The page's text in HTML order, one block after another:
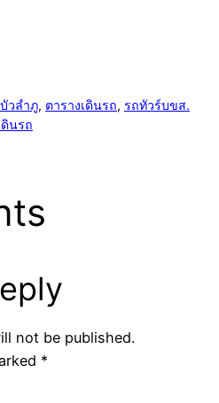
วลำภู, ตารางเดินรถ, รถทัวร์บขส.
ดินรถ
not be published.
*